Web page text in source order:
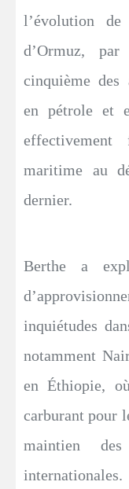
l’évolution
d’Ormuz,
cinquième des
en pétrole et
maritime au
dernier.
Berthe a
inquiétudes
notamment
en Éthiopie,
carburant pour
maintien
internationales.